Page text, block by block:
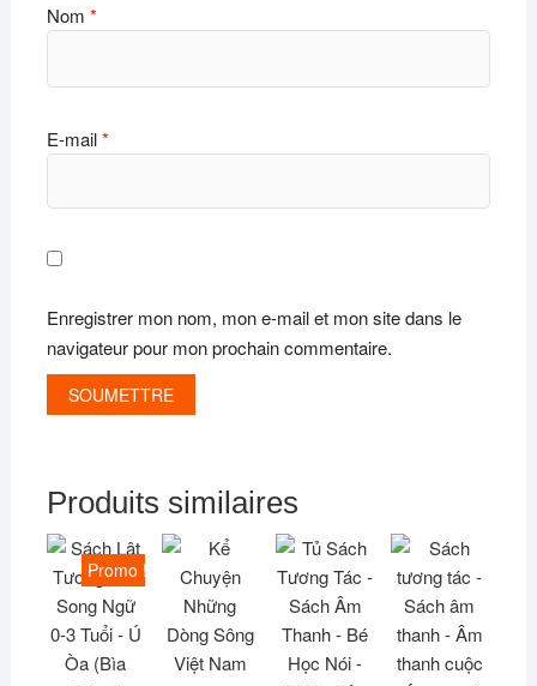
Nom *
E-mail*
Enregistrer mon nom, mon e-mail et mon site dans le
navigateur pour mon prochain commentaire.
Produits similaires
Promo !